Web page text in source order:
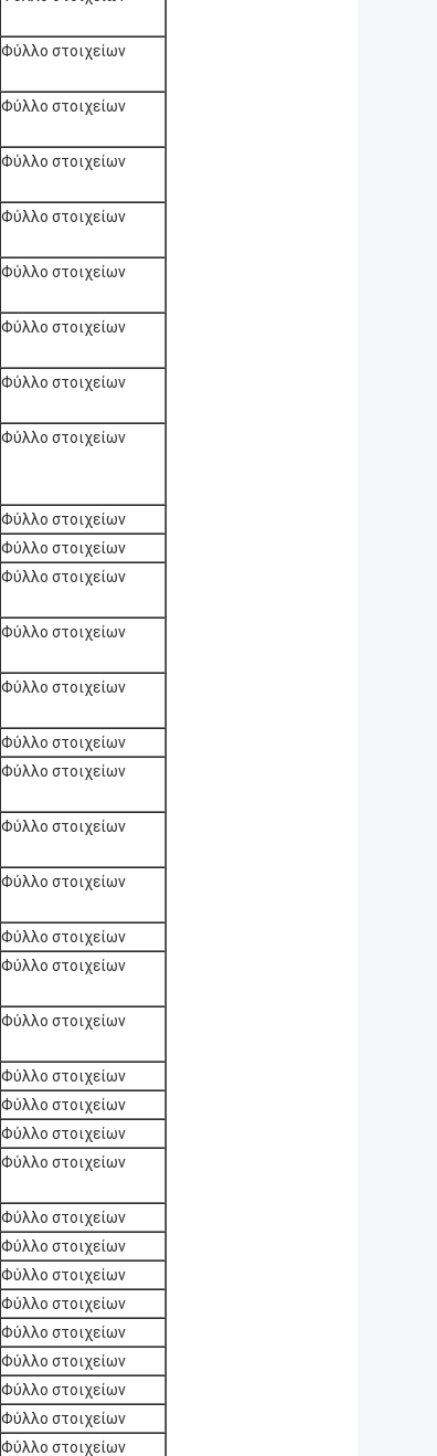
Φύλλο στοιχείων
Φύλλο στοιχείων
Φύλλο στοιχείων
Φύλλο στοιχείων
Φύλλο στοιχείων
Φύλλο στοιχείων
Φύλλο στοιχείων
Φύλλο στοιχείων
Φύλλο στοιχείων
Φύλλο στοιχείων
Φύλλο στοιχείων
Φύλλο στοιχείων
Φύλλο στοιχείων
Φύλλο στοιχείων
Φύλλο στοιχείων
Φύλλο στοιχείων
Φύλλο στοιχείων
Φύλλο στοιχείων
Φύλλο στοιχείων
Φύλλο στοιχείων
Φύλλο στοιχείων
Φύλλο στοιχείων
Φύλλο στοιχείων
Φύλλο στοιχείων
Φύλλο στοιχείων
Φύλλο στοιχείων
Φύλλο στοιχείων
Φύλλο στοιχείων
Φύλλο στοιχείων
Φύλλο στοιχείων
Φύλλο στοιχείων
Φύλλο στοιχείων
Φύλλο στοιχείων